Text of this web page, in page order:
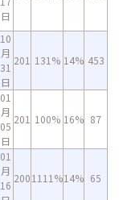
日
10
月
31
日
201 131% 14% 453
01
月
05
日
201 100% 16% 87
01
月
16
2001111%14% 65